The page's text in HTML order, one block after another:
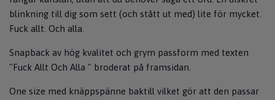
blinkning till dig som sett (och stått ut med) lite för mycket.
Fuck allt. Och alla.
Snapback av hög kvalitet och grym passform med texten
"Fuck Allt Och Alla " broderat på framsidan.
One size med knäppspänne baktill vilket gör att den passar